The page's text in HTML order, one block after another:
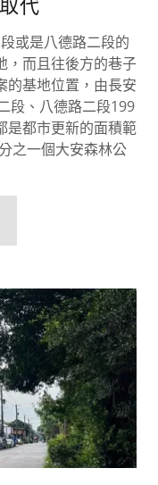
或是八德路二段的
，而且往後方的巷子
的基地位置，由長安
段、八德路二段199
是都市更新的面積範
之一個大安森林公